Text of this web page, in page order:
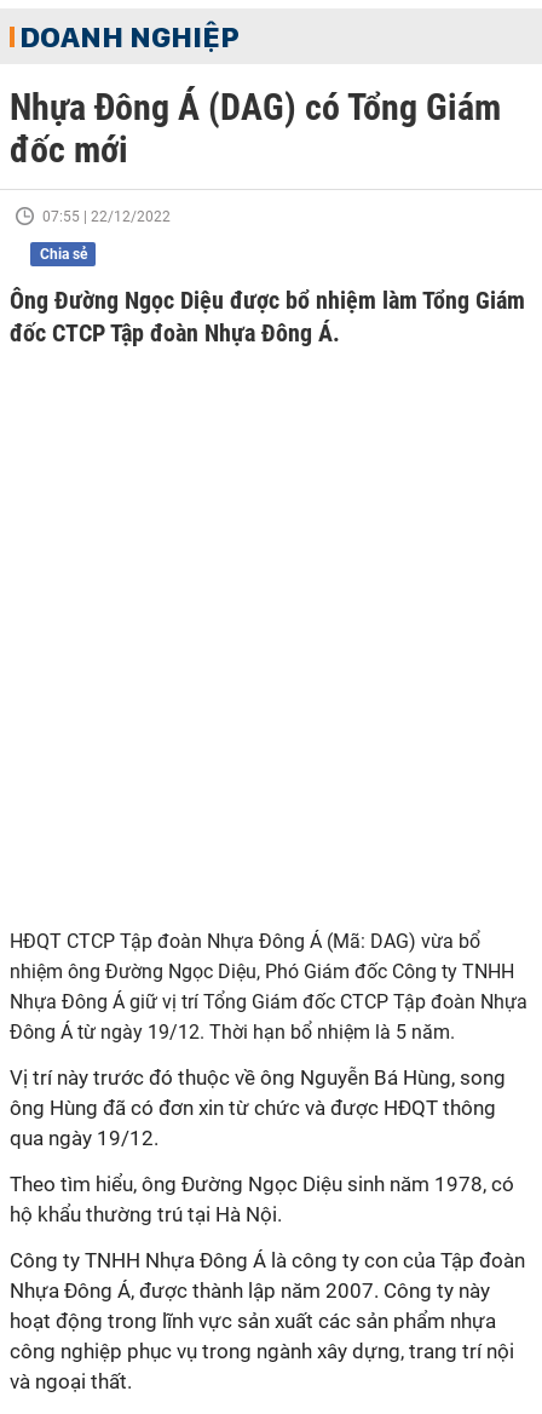
DOANH NGHIỆP
Nhựa Đông Á (DAG) có Tổng Giám
đốc mới
07:55 | 22/12/2022
Chia sẻ
Ông Đường Ngọc Diệu được bổ nhiệm làm Tổng Giám
đốc CTCP Tập đoàn Nhựa Đông Á.
HĐQT CTCP Tập đoàn Nhựa Đông Á (Mã: DAG) vừa bổ
nhiệm ông Đường Ngọc Diệu, Phó Giám đốc Công ty TNHH
Nhựa Đông Á giữ vị trí Tổng Giám đốc CTCP Tập đoàn Nhựa
Đông Á từ ngày 19/12. Thời hạn bổ nhiệm là 5 năm.
Vị trí này trước đó thuộc về ông Nguyễn Bá Hùng, song
ông Hùng đã có đơn xin từ chức và được HĐQT thông
qua ngày 19/12.
Theo tìm hiểu, ông Đường Ngọc Diệu sinh năm 1978, có
hộ khẩu thường trú tại Hà Nội.
Công ty TNHH Nhựa Đông Á là công ty con của Tập đoàn
Nhựa Đông Á, được thành lập năm 2007. Công ty này
hoạt động trong lĩnh vực sản xuất các sản phẩm nhựa
công nghiệp phục vụ trong ngành xây dựng, trang trí nội
và ngoại thất.